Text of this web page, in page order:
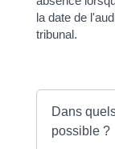
la date de
tribunal.
Dans
possible ?